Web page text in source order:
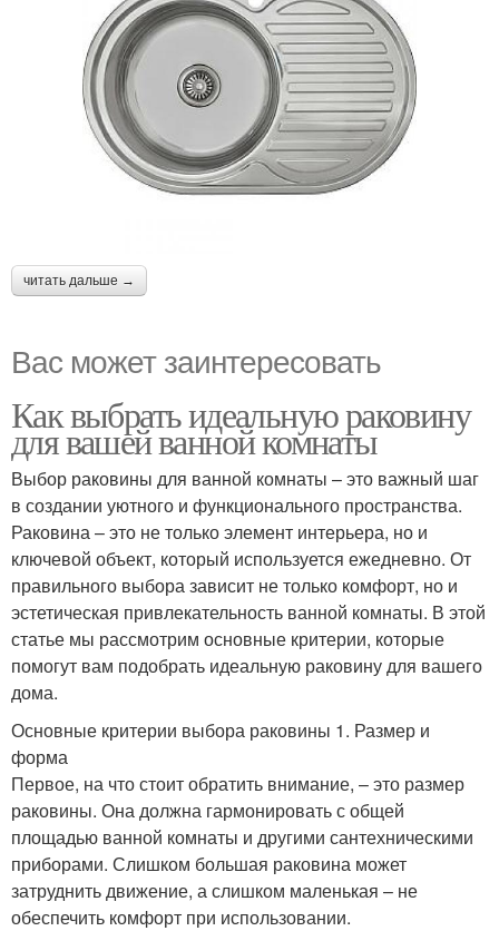
читать дальше →
Вас может заинтересовать
Как выбрать идеальную раковину
для вашей ванной комнаты
Выбор раковины для ванной комнаты – это важный шаг
в создании уютного и функционального пространства.
Раковина – это не только элемент интерьера, но и
ключевой объект, который используется ежедневно. От
правильного выбора зависит не только комфорт, но и
эстетическая привлекательность ванной комнаты. В этой
статье мы рассмотрим основные критерии, которые
помогут вам подобрать идеальную раковину для вашего
дома.
Основные критерии выбора раковины 1. Размер и
форма
Первое, на что стоит обратить внимание, – это размер
раковины. Она должна гармонировать с общей
площадью ванной комнаты и другими сантехническими
приборами. Слишком большая раковина может
затруднить движение, а слишком маленькая – не
обеспечить комфорт при использовании.